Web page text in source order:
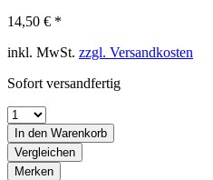
14,50 € *
inkl. MwSt. zzgl. Versandkosten
Sofort versandfertig
In den Warenkorb
Vergleichen
Merken